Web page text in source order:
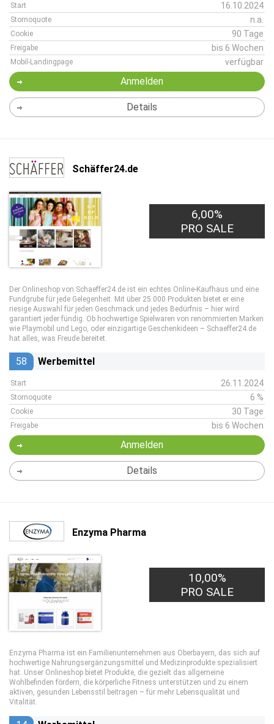
Start 16.10.2024
Stornoquote n.a.
Cookie 90 Tage
Freigabe bis 6 Wochen
Mobil-Landingpage verfügbar
Anmelden
Details
Schäffer24.de
6,00%
PRO SALE
Der Onlineshop von Schaeffer24.de ist ein echtes Online-Kaufhaus und eine
Fundgrube für jede Gelegenheit. Mit über 25.000 Produkten bietet er eine
riesige Auswahl für jeden Geschmack und jedes Bedürfnis – hier wird
garantiert jeder fündig. Ob hochwertige Spielwaren von renommierten Marken
wie Playmobil und Lego, oder einzigartige Geschenkideen – Schaeffer24.de
hat alles, was Freude bereitet.
58 Werbemittel
Start 26.11.2024
Stornoquote 6 %
Cookie 30 Tage
Freigabe bis 6 Wochen
Anmelden
Details
Enzyma Pharma
10,00%
PRO SALE
Enzyma Pharma ist ein Familienunternehmen aus Oberbayern, das sich auf
hochwertige Nahrungsergänzungsmittel und Medizinprodukte spezialisiert
hat. Unser Onlineshop bietet Produkte, die gezielt das allgemeine
Wohlbefinden fördern, die körperliche Fitness unterstützen und zu einem
aktiven, gesunden Lebensstil beitragen – für mehr Lebensqualität und
Vitalität.